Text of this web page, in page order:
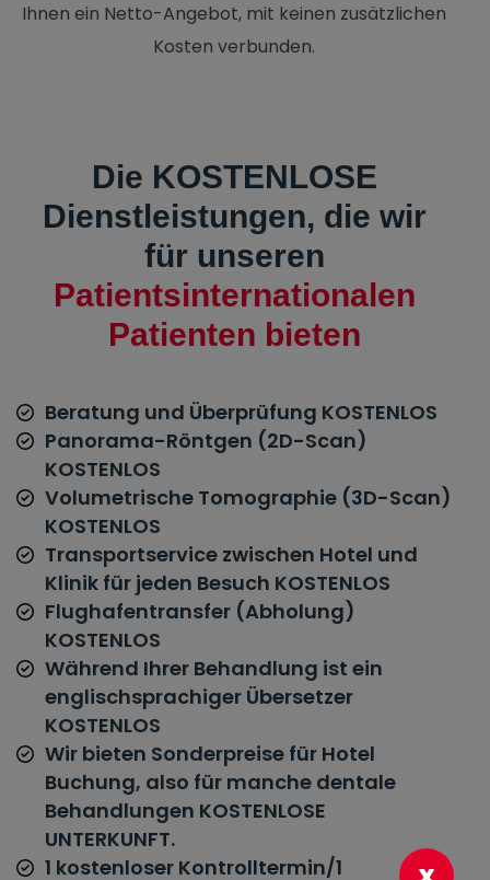
Ihnen ein Netto-Angebot, mit keinen zusätzlichen
Kosten verbunden.
Die KOSTENLOSE
Dienstleistungen, die wir
für unseren
Patientsinternationalen
Patienten bieten
Beratung und Überprüfung KOSTENLOS
Panorama-Röntgen (2D-Scan)
KOSTENLOS
Volumetrische Tomographie (3D-Scan)
KOSTENLOS
Transportservice zwischen Hotel und
Klinik für jeden Besuch KOSTENLOS
Flughafentransfer (Abholung)
KOSTENLOS
Während Ihrer Behandlung ist ein
englischsprachiger Übersetzer
KOSTENLOS
Wir bieten Sonderpreise für Hotel
Buchung, also für manche dentale
Behandlungen KOSTENLOSE
UNTERKUNFT.
1 kostenloser Kontrolltermin/1